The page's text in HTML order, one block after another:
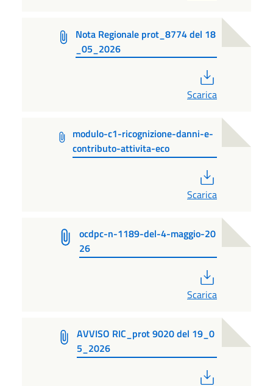
Nota Regionale prot_8774 del 18
_05_2026
Scarica
modulo-c1-ricognizione-danni-e-
contributo-attivita-eco
Scarica
ocdpc-n-1189-del-4-maggio-20
26
Scarica
AVVISO RIC_prot 9020 del 19_0
5_2026